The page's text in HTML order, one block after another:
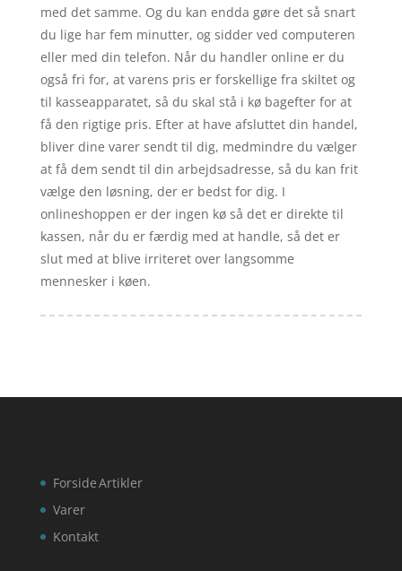
med det samme. Og du kan endda gøre det så snart
du lige har fem minutter, og sidder ved computeren
eller med din telefon. Når du handler online er du
også fri for, at varens pris er forskellige fra skiltet og
til kasseapparatet, så du skal stå i kø bagefter for at
få den rigtige pris. Efter at have afsluttet din handel,
bliver dine varer sendt til dig, medmindre du vælger
at få dem sendt til din arbejdsadresse, så du kan frit
vælge den løsning, der er bedst for dig. I
onlineshoppen er der ingen kø så det er direkte til
kassen, når du er færdig med at handle, så det er
slut med at blive irriteret over langsomme
mennesker i køen.
Forside
Varer
Kontakt
Artikler